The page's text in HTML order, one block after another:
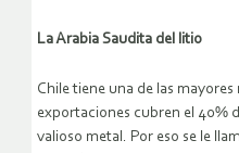
La Arabia Saudita del litio
Chile tiene una de las
exportaciones cubren el 40%
valioso metal. Por eso se le